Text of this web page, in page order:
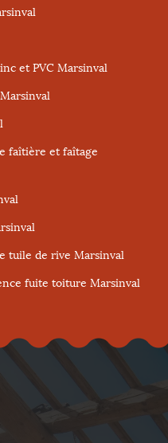
et PVC Marsinval
faîtière et faîtage
tuile de rive Marsinval
fuite toiture Marsinval